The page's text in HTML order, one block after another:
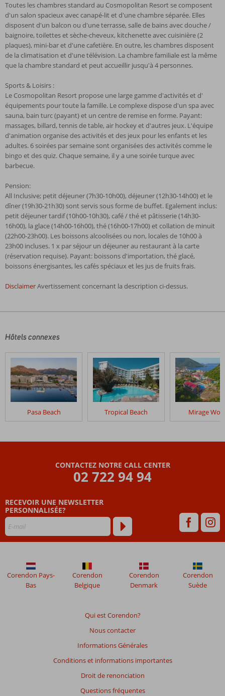
Toutes les chambres standard au Cosmopolitan Resort se composent
d'un salon spacieux avec canapé-lit et d'une chambre séparée. Elles
disposent d'un balcon ou d'une terrasse, salle de bains avec douche /
baignoire, toilettes et sèche-cheveux, kitchenette avec cuisinière (2
plaques), mini-bar et d'une cafetière. En outre, les chambres disposent
de la climatisation et d'une télévision. La chambre familiale est la même
que la chambre standard et peut accueillir jusqu'à 4 personnes.
Sports & Loisirs :
Le Cosmopolitan Resort propose une large gamme d'activités et d'
équipements pour toute la famille. Le complexe dispose d'un spa avec
sauna, bain turc (payant) et un centre de remise en forme. Payant:
massages, billard, tennis de table, air hockey et d'autres jeux. L'équipe
d'animation organise des activités et des jeux pour les enfants et les
adultes. 6 soirées par semaine sont organisées des activités comme le
bingo et des quiz. Chaque semaine, il y a une soirée turque avec
barbecue.
Pension:
All Inclusive; petit déjeuner (7h30-10h00), déjeuner (12h30-14h00) et le
dîner (19h30-21h30) sont servis sous forme de buffet. Egalement inclus:
petit déjeuner tardif (10h00-10h30), café / thé et pâtisserie (14h30-
16h00), la glace (14h00-16h00), thé (16h00-17h00) et collation de minuit
(22h00-23h00). Les boissons alcoolisées ou non, locales de 10h00 à
23h00 incluses. 1 x par séjour un déjeuner au restaurant à la carte
(réservation requise). Payant: boissons d'importation, thé glacé,
boissons énergisantes, les cafés spéciaux et les jus de fruits frais.
DisclaimerAvertissement concernant la description ci-dessus.
écrits
nos
clients
après
leur
séjour
Cosmopolitan
de
48
sont
affichés
afin
de
Hôtels connexes
Pasa Beach Tropical Beach Mirage
CONTACTEZ NOTRE CALL CENTER
02 722 94 94
RECEVOIR UNE NEWSLETTER
PERSONNALISÉE?
Qui est Corendon?
Nous contacter
Informations Générales
Conditions et informations importantes
Droit de renonciation
Questions fréquentes
Corendon Pays-
Bas
Corendon
Belgique
Corendon
Denmark
Corendon
Suède